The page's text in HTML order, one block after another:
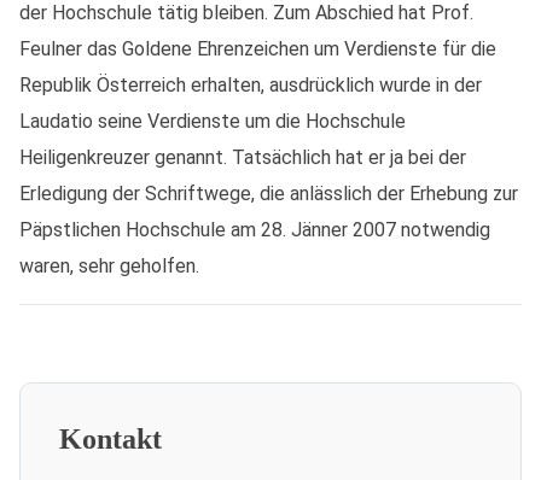
der Hochschule tätig bleiben. Zum Abschied hat Prof.
Feulner das Goldene Ehrenzeichen um Verdienste für die
Republik Österreich erhalten, ausdrücklich wurde in der
Laudatio seine Verdienste um die Hochschule
Heiligenkreuzer genannt. Tatsächlich hat er ja bei der
Erledigung der Schriftwege, die anlässlich der Erhebung zur
Päpstlichen Hochschule am 28. Jänner 2007 notwendig
waren, sehr geholfen.
Kontakt